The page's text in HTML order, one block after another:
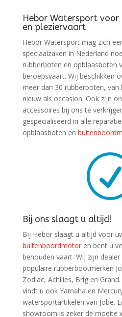
Hebor Watersport
en pleziervaart
Hebor Watersport mag zich
speciaalzaken in Nederland
rubberboten en opblaasboten
beroepsvaart. Wij beschikken
meer dan 30 rubberboten,
nieuw als occasion. Ook zijn
accessoires bij ons te
gespecialiseerd in alle
opblaasboten en
Bij ons slaagt u altijd!
Bij Hebor slaagt u altijd voor
buitenboordmotoren bent u
behouden vaart. Wij zijn
populaire rubberbootmerken
Zodiac, Achilles, Brig en
vindt u ook Yamaha en
watersportartikelen van Jobe.
showroom is zeker de moeite